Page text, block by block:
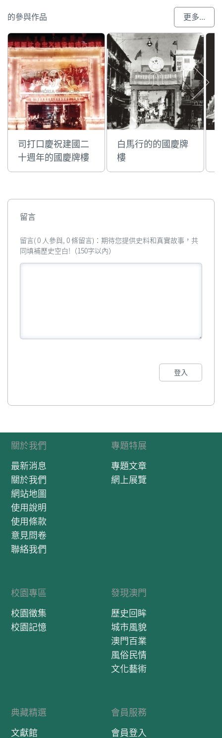
的參與作品 更多...
司打口慶祝建國二
十週年的國慶牌樓
白馬行的的國慶牌
樓
留言
留言( 0 人參與, 0 條留言)：期待您提供史料和真實故事，共
同填補歷史空白!（150字以內）
登入
關於我們
最新消息
關於我們
網站地圖
使用說明
使用條款
意見問卷
聯絡我們
專題特展
專題文章
網上展覽
校園專區
校園徵集
校園記憶
發現澳門
歷史回眸
城市風貌
澳門百業
風俗民情
文化藝術
典藏精選
文獻館
會員服務
會員登入